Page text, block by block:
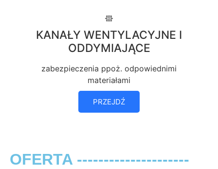
KANAŁY WENTYLACYJNE I
ODDYMIAJĄCE
zabezpieczenia ppoż. odpowiednimi
materiałami
PRZEJDŹ
OFERTA ---------------------